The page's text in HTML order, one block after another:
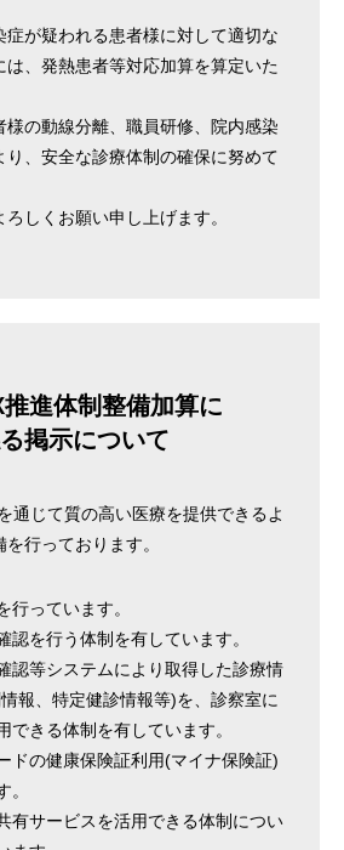
症が疑われる患者様に対して適切な
は、発熱患者等対応加算を算定いた
様の動線分離、職員研修、院内感染
り、安全な診療体制の確保に努めて
しくお願い申し上げます。
推進体制整備加算に
掲示について
通じて質の高い医療を提供できるよ
行っております。
行っています。
認を行う体制を有しています。
認等システムにより取得した診療情
報、特定健診情報等)を、診察室に
できる体制を有しています。
ドの健康保険証利用(マイナ保険証)
。
有サービスを活用できる体制につい